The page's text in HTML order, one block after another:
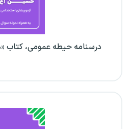
درسنامه حیطه عمومی،